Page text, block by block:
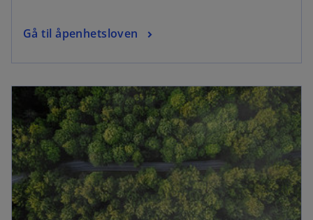
Gå til åpenhetsloven